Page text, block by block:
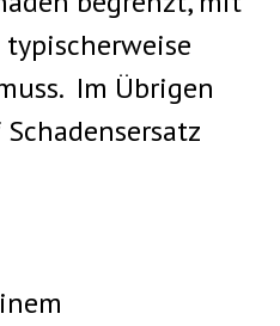
Im Übrigen